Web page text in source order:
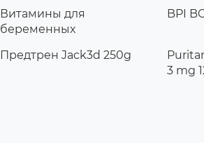
Витамины для
беременных
BPI
Предтрен Jack3d 250g
3 mg